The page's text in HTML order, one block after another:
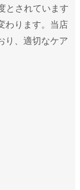
とされています
わります。当店
り、適切なケア